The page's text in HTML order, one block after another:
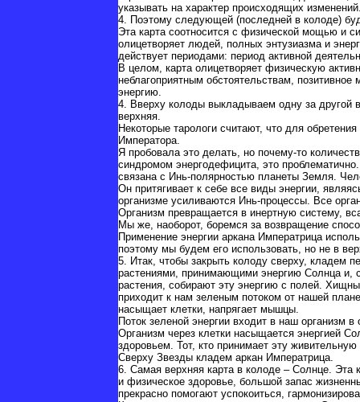
указывать на характер происходящих
4. Поэтому следующей (последней в колоде)
Эта карта соотносится с физической мощью и
олицетворяет людей, полных энтузиазма и
действует периодами: период активной
В целом, карта олицетворяет физическую
неблагоприятным обстоятельствам,
энергию.
4. Вверху колоды выкладываем одну за другой
верхняя.
Некоторые тарологи считают, что для
Императора.
Я пробовала это делать, но почему-то
синдромом энергодефицита, это
связана с Инь-полярностью планеты Земля.
Он притягивает к себе все виды энергии,
организме усиливаются Инь-процессы. Все
Организм превращается в инертную систему,
Мы же, наоборот, боремся за возвращение
Применение энергии аркана Императрица
поэтому мы будем его использовать, но не в
5. Итак, чтобы закрыть колоду сверху, кладем
растениями, принимающими энергию Солнца
растения, собирают эту энергию с полей.
приходит к нам зеленым потоком от нашей
насыщает клетки, напрягает мышцы.
Поток зеленой энергии входит в наш организм
Организм через клетки насыщается энергией
здоровьем. Тот, кто принимает эту
Сверху Звезды кладем аркан Императрица.
6. Самая верхняя карта в колоде – Солнце. Эта
и физическое здоровье, большой запас
прекрасно помогают успокоиться,